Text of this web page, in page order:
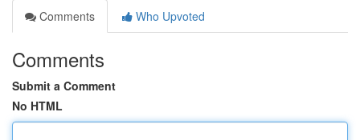
Comments
Who Upvoted
Comments
Submit a Comment
No HTML